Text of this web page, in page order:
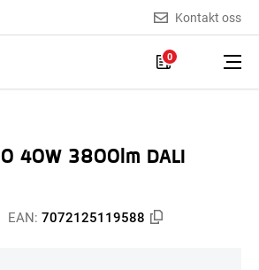
Kontakt oss
0
40W 3800lm DALI
EAN: 7072125119588